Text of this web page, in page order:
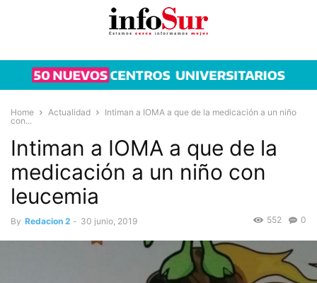
Home Actualidad
Intiman a IOMA a que de la medicación a un niño
con...
Intiman a IOMA a que de la
medicación a un niño con
leucemia
By Redacion 2 - 30 junio, 2019 0
552